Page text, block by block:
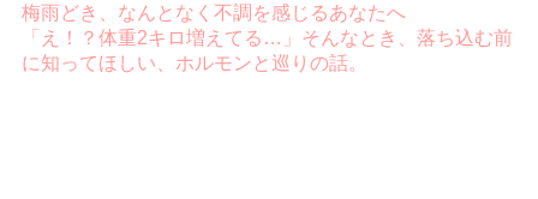
梅雨どき、なんとなく不調を感じるあなたへ
「え！？体重2キロ増えてる…」そんなとき、落ち込む前
に知ってほしい、ホルモンと巡りの話。